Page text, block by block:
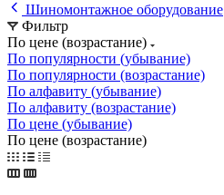
Шиномонтажное оборудование
Фильтр
По цене (возрастание)
По популярности (убывание)
По популярности (возрастание)
По алфавиту (убывание)
По алфавиту (возрастание)
По цене (убывание)
По цене (возрастание)